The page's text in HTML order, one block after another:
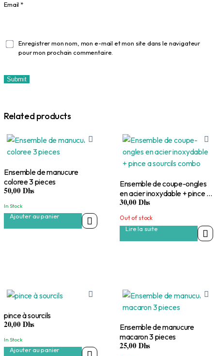
Email *
Enregistrer mon nom, mon e-mail et mon site dans le navigateur
pour mon prochain commentaire.
Related products
Ensemble de manucure
coloree 3 pieces
50,00Dhs
In Stock
Ajouter au panier
Ensemble de coupe-ongles
en acier inoxydable + pince a
sourcils combo
30,00Dhs
Out of stock
Lire la suite
pince à sourcils
20,00Dhs
In Stock
Ajouter au panier
Ensemble de manucure
macaron 3 pieces
25,00Dhs